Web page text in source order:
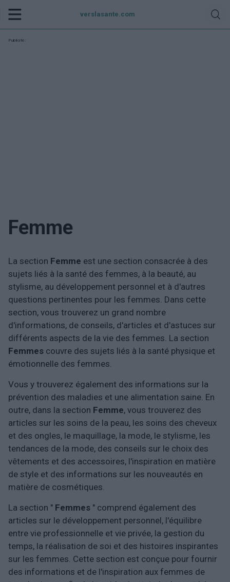
verslasante.com
Publicité:
Femme
La section Femme est une section consacrée à des
sujets liés à la santé des femmes, à la beauté, au
stylisme, au développement personnel et à d'autres
questions pertinentes pour les femmes. Dans cette
section, vous trouverez un grand nombre
d'informations, de conseils, d'articles et d'astuces sur
différents aspects de la vie des femmes. La section
Femmes couvre des sujets liés à la santé physique et
émotionnelle des femmes.
Vous y trouverez également des informations sur la
prévention des maladies et une alimentation saine. En
outre, dans la section Femme, vous trouverez des
articles sur les soins de la peau, les soins des cheveux
et des ongles, le maquillage, la mode, le stylisme, les
tendances de la mode, des conseils sur le choix des
vêtements et des accessoires, l'inspiration en matière
de style et des informations sur les nouveautés en
matière de cosmétiques.
La section " Femmes " comprend également des
articles sur le développement personnel, l'équilibre
entre vie professionnelle et vie privée, la gestion du
temps, la réalisation de soi et des histoires inspirantes
sur les femmes. Cette section est conçue pour fournir
des informations et de l'inspiration aux femmes de